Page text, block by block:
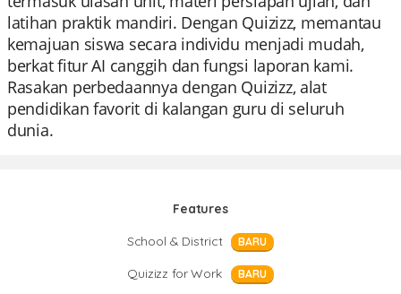
latihan praktik mandiri. Dengan Quizizz, memantau
kemajuan siswa secara individu menjadi mudah,
berkat fitur AI canggih dan fungsi laporan kami.
Rasakan perbedaannya dengan Quizizz, alat
pendidikan favorit di kalangan guru di seluruh
dunia.
Features
School & District
BARU
Quizizz for Work BARU